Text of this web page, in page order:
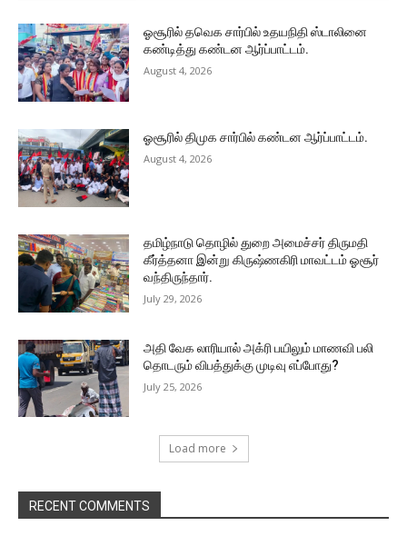
ஓசூரில் தவெக சார்பில் உதயநிதி ஸ்டாலினை
கண்டித்து கண்டன ஆர்ப்பாட்டம்.
August 4, 2026
ஓசூரில் திமுக சார்பில் கண்டன ஆர்ப்பாட்டம்.
August 4, 2026
தமிழ்நாடு தொழில் துறை அமைச்சர் திருமதி
கீர்த்தனா இன்று கிருஷ்ணகிரி மாவட்டம் ஓசூர்
வந்திருந்தார்.
July 29, 2026
அதி வேக லாரியால் அக்ரி பயிலும் மாணவி பலி
தொடரும் விபத்துக்கு முடிவு எப்போது?
July 25, 2026
Load more
RECENT COMMENTS